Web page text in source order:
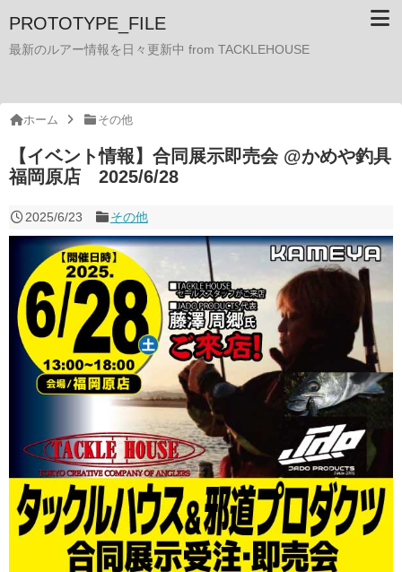
PROTOTYPE_FILE
最新のルアー情報を日々更新中 from TACKLEHOUSE
ホーム その他
【イベント情報】合同展示即売会 @かめや釣具
福岡原店 2025/6/28
2025/6/23 その他